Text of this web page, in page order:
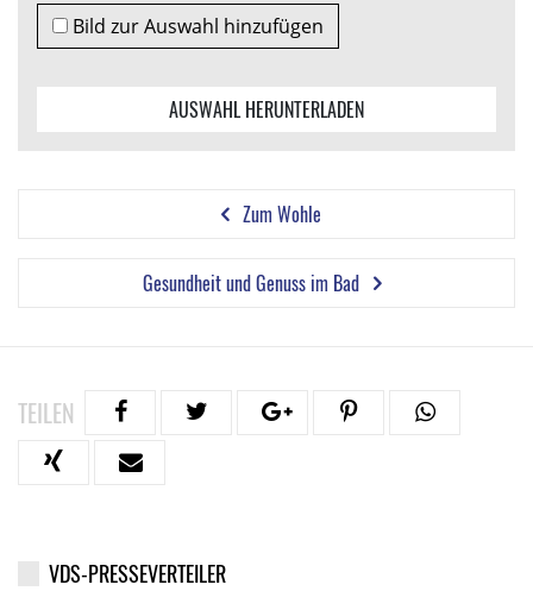
Bild zur Auswahl hinzufügen
AUSWAHL HERUNTERLADEN
Zum Wohle
Gesundheit und Genuss im Bad
TEILEN
VDS-PRESSEVERTEILER